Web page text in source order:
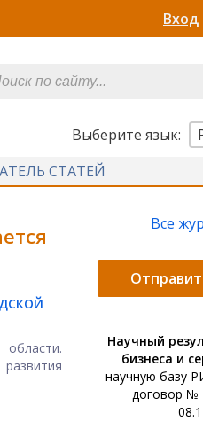
Вход
Выберите язык:
СТАТЕЙ
Все
Научный
бизнеса и
научную базу
договор №